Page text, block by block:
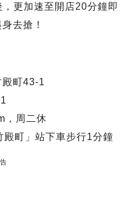
更加速至開店20分鐘即
去搶！
町43-1
，周二休
町」站下車步行1分鐘